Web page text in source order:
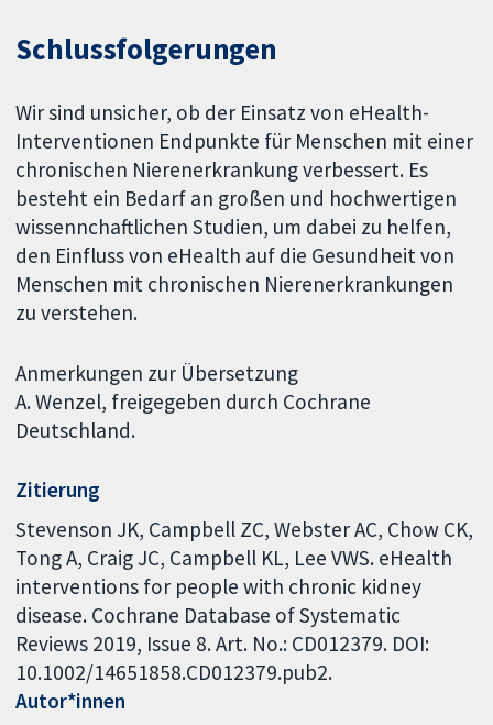
Schlussfolgerungen
Wir sind unsicher, ob der Einsatz von eHealth-
Interventionen Endpunkte für Menschen mit einer
chronischen Nierenerkrankung verbessert. Es
besteht ein Bedarf an großen und hochwertigen
wissennchaftlichen Studien, um dabei zu helfen,
den Einfluss von eHealth auf die Gesundheit von
Menschen mit chronischen Nierenerkrankungen
zu verstehen.
Anmerkungen zur Übersetzung
A. Wenzel, freigegeben durch Cochrane
Deutschland.
Zitierung
Stevenson JK, Campbell ZC, Webster AC, Chow CK,
Tong A, Craig JC, Campbell KL, Lee VWS. eHealth
interventions for people with chronic kidney
disease. Cochrane Database of Systematic
Reviews 2019, Issue 8. Art. No.: CD012379. DOI:
10.1002/14651858.CD012379.pub2.
Autor*innen